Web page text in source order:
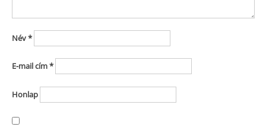
Név*
E-mail cím*
Honlap